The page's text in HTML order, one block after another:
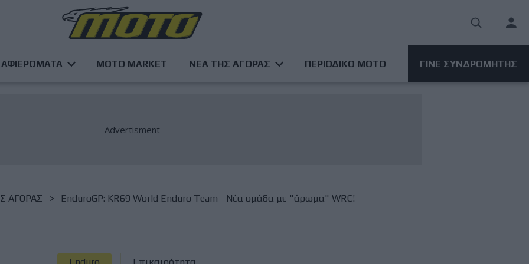
User
ΑΦΙΕΡΩΜΑΤΑ MOTO MARKET ΝΕΑ ΤΗΣ ΑΓΟΡΑΣ ΠΕΡΙΟΔΙΚΟ ΜΟΤΟ ΓΙΝΕ ΣΥΝΔΡΟΜΗΤΗΣ
ΑΓΟΡΑΣ EnduroGP: KR69 World Enduro Team - Νέα ομάδα με "άρωμα" WRC!